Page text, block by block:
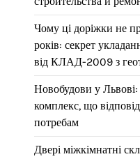
Чому ці доріжки не
років: секрет
від КЛАД-2009 з
Новобудови у
комплекс, що
потребам
Двері міжкімнатні